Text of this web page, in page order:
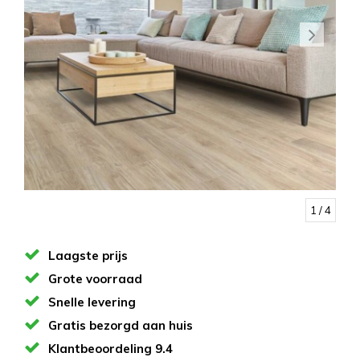
1 / 4
Laagste prijs
Grote voorraad
Snelle levering
Gratis bezorgd aan huis
Klantbeoordeling 9.4